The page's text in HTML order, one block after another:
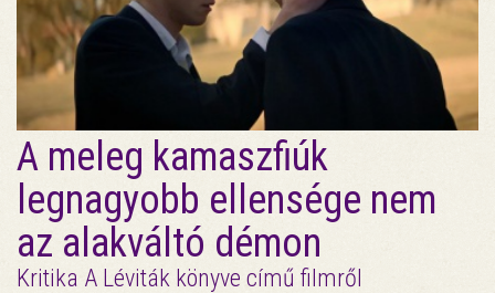
A meleg kamaszfiúk
legnagyobb ellensége nem
az alakváltó démon
Kritika A Léviták könyve című filmről